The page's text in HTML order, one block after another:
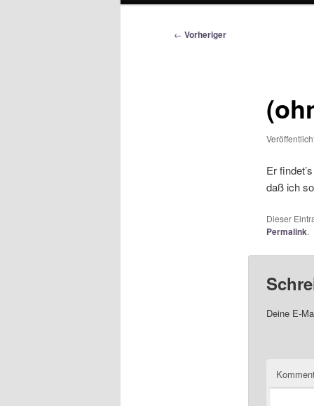
Beitragsnavigation
← Vorheriger
Er
daß ich
Dieser
Permalink.
Deine E-